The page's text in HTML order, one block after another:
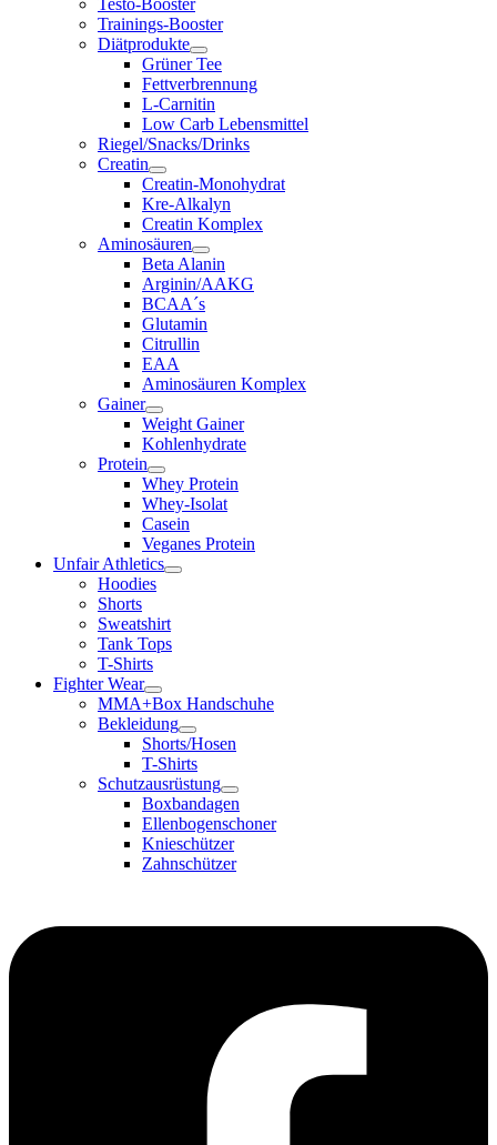
Testo-Booster
Trainings-Booster
Diätprodukte
Grüner Tee
Fettverbrennung
L-Carnitin
Low Carb Lebensmittel
Riegel/Snacks/Drinks
Creatin
Creatin-Monohydrat
Kre-Alkalyn
Creatin Komplex
Aminosäuren
Beta Alanin
Arginin/AAKG
BCAA´s
Glutamin
Citrullin
EAA
Aminosäuren Komplex
Gainer
Weight Gainer
Kohlenhydrate
Protein
Whey Protein
Whey-Isolat
Casein
Veganes Protein
Unfair Athletics
Hoodies
Shorts
Sweatshirt
Tank Tops
T-Shirts
Fighter Wear
MMA+Box Handschuhe
Bekleidung
Shorts/Hosen
T-Shirts
Schutzausrüstung
Boxbandagen
Ellenbogenschoner
Knieschützer
Zahnschützer